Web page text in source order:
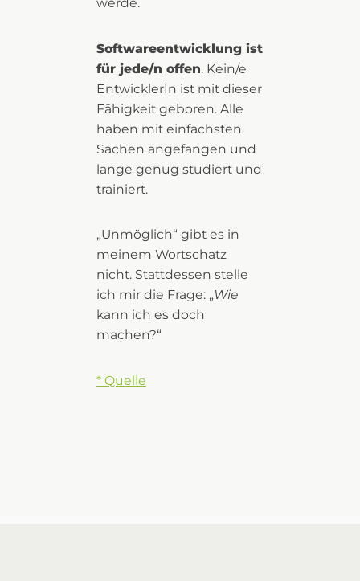
Softwareentwicklung ist
für jede/n offen. Kein/e
EntwicklerIn ist mit dieser
Fähigkeit geboren. Alle
haben mit einfachsten
Sachen angefangen und
lange genug studiert und
trainiert.
„Unmöglich“ gibt es in
meinem Wortschatz
nicht. Stattdessen stelle
ich mir die Frage: „Wie
kann ich es doch
machen?“
* Quelle